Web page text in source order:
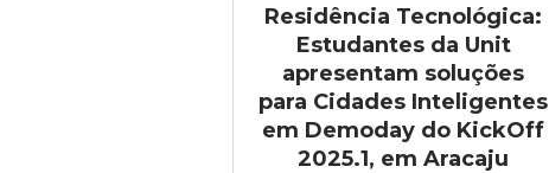
Residência Tecnológica:
Estudantes da Unit
apresentam soluções
para Cidades Inteligentes
em Demoday do KickOff
2025.1, em Aracaju